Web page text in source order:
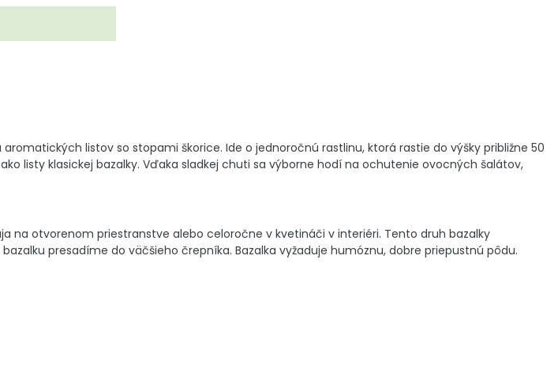
listov so stopami škorice. Ide o jednoročnú rastlinu, ktorá rastie do výšky približne 50
listy klasickej bazalky. Vďaka sladkej chuti sa výborne hodí na ochutenie ovocných šalátov,
na otvorenom priestranstve alebo celoročne v kvetináči v interiéri. Tento druh bazalky
presadíme do väčšieho črepníka. Bazalka vyžaduje humóznu, dobre priepustnú pôdu.